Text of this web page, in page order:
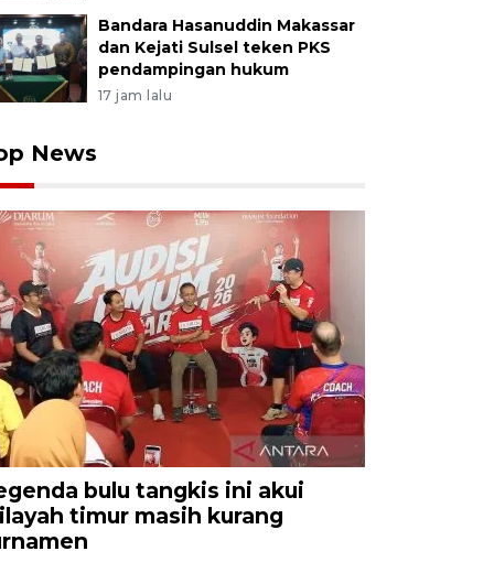
Bandara Hasanuddin Makassar
dan Kejati Sulsel teken PKS
pendampingan hukum
17 jam lalu
News
bulu tangkis ini akui
timur masih kurang